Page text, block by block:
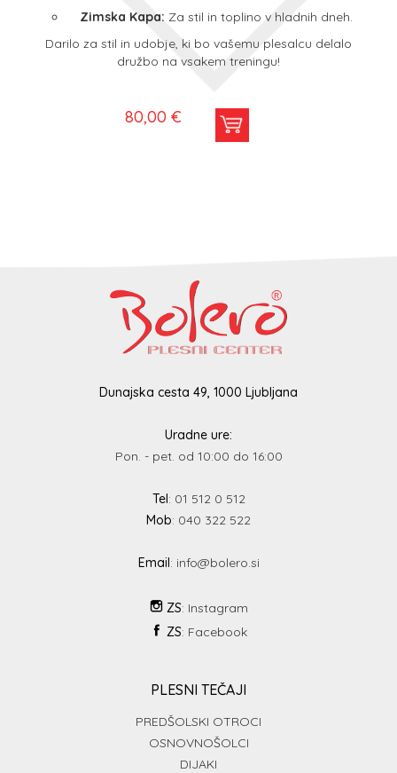
Zimska Kapa: Za stil in toplino v hladnih dneh.
Darilo za stil in udobje, ki bo vašemu plesalcu delalo
družbo na vsakem treningu!
80,00 €
Dunajska cesta 49, 1000 Ljubljana
Uradne ure:
Pon. - pet. od 10:00 do 16:00
Tel: 01 512 0 512
Mob: 040 322 522
Email: info@bolero.si
ZS: Instagram
ZS: Facebook
PLESNI TEČAJI
PREDŠOLSKI OTROCI
OSNOVNOŠOLCI
DIJAKI